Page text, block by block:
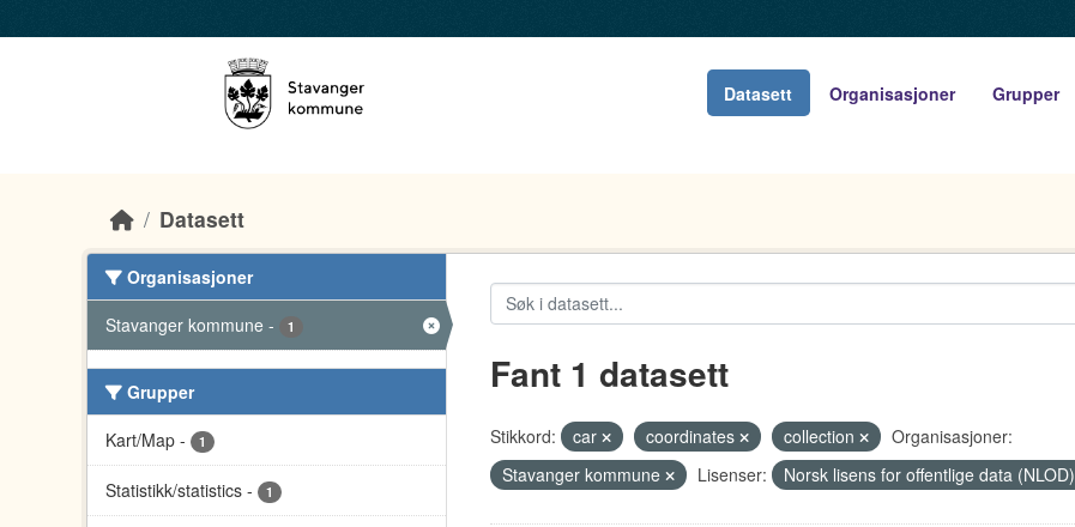
Datasett Organisasjoner Grupper
Datasett
Organisasjoner
Stavanger kommune - 1
Grupper
Kart/Map - 1
Statistikk/statistics - 1
Fant 1 datasett
Stikkord: car coordinates collection
Organisasjoner:
Stavanger kommune
Lisenser: Norsk lisens for offentlige data (NLOD)